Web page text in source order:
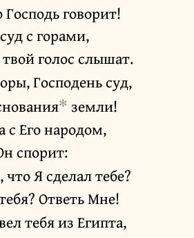
говорит!
с горами,
голос слышат.
Господень суд,
✻ земли!
с Его народом,
спорит:
Я сделал тебе?
Ответь Мне!
тебя из Египта,